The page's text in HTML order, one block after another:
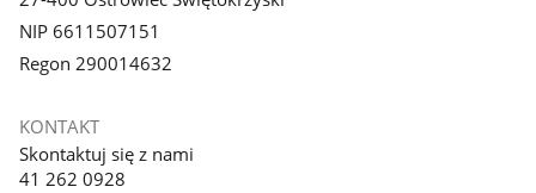
NIP 6611507151
Regon 290014632
KONTAKT
Skontaktuj się z nami
41 262 0928